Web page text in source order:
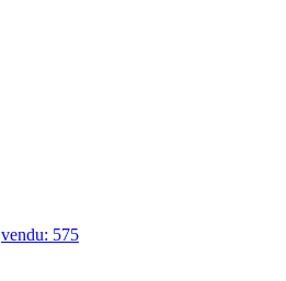
vendu: 575